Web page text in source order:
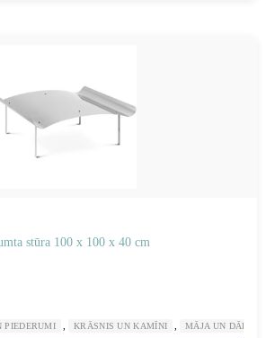
stūra 100 x 100 x 40 cm
PIEDERUMI KRĀSNIS UN KAMĪNI MĀJA UN DĀRZS